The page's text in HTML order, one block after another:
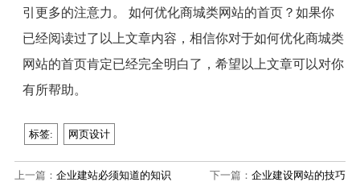
引更多的注意力。 如何优化商城类网站的首页？如果你
已经阅读过了以上文章内容，相信你对于如何优化商城类
网站的首页肯定已经完全明白了，希望以上文章可以对你
有所帮助。
标签: 网页设计
上一篇： 企业建站必须知道的知识 下一篇：企业建设网站的技巧